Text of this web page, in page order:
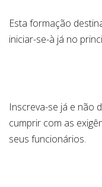
Esta formação
iniciar-se-à já no
Inscreva-se já e não
cumprir com as
seus funcionários.